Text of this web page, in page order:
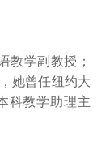
教学副教授；
她曾任纽约大
科教学助理主